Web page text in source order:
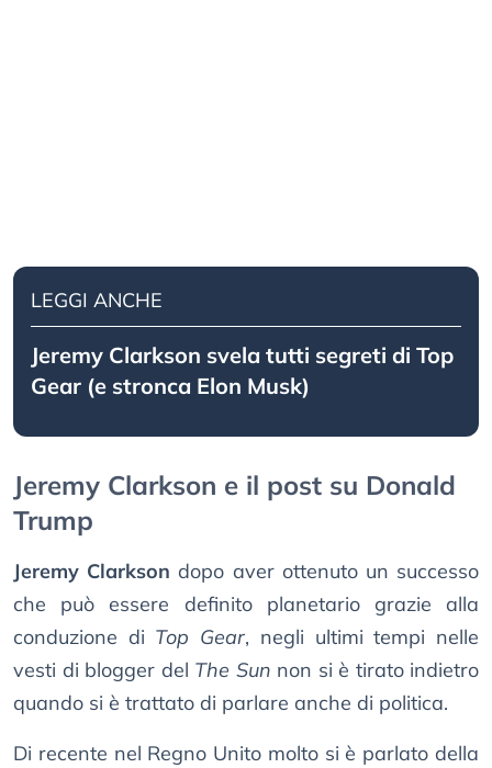
LEGGI ANCHE
Jeremy Clarkson svela tutti segreti di Top
Gear (e stronca Elon Musk)
Jeremy Clarkson e il post su Donald
Trump
Jeremy Clarkson dopo aver ottenuto un successo
che può essere definito planetario grazie alla
conduzione di Top Gear, negli ultimi tempi nelle
vesti di blogger del The Sun non si è tirato indietro
quando si è trattato di parlare anche di politica.
Di recente nel Regno Unito molto si è parlato della